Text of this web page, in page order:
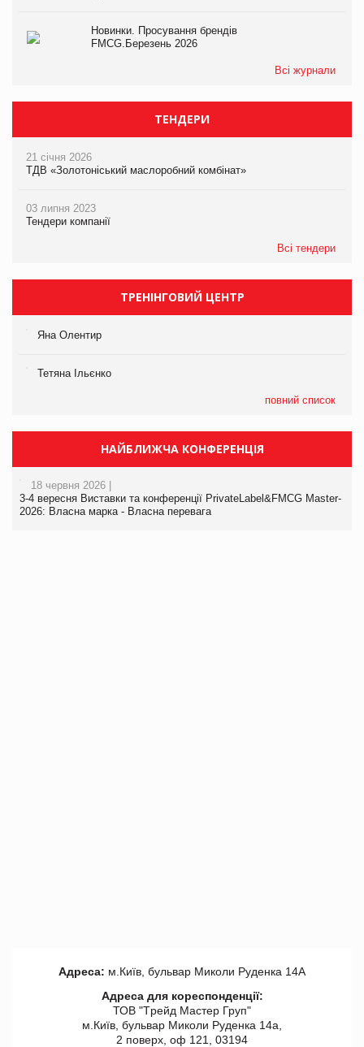
Новинки. Просування брендів
FMCG.Березень 2026
Всі журнали
ТЕНДЕРИ
21 січня 2026
ТДВ «Золотоніський маслоробний комбінат»
03 липня 2023
Тендери компанії
Всі тендери
ТРЕНІНГОВИЙ ЦЕНТР
Яна Олентир
Тетяна Ільєнко
повний список
НАЙБЛИЖЧА КОНФЕРЕНЦІЯ
18 червня 2026 |
3-4 вересня Виставки та конференції PrivateLabel&FMCG Master-
2026: Власна марка - Власна перевага
Адреса: м.Київ, бульвар Миколи Руденка 14А
Адреса для кореспонденції:
ТОВ "Tрейд Мастер Груп"
м.Київ, бульвар Миколи Руденка 14а,
2 поверх, оф 121, 03194